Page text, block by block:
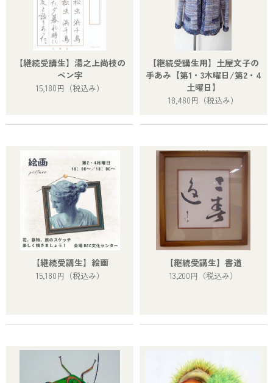
【継続受講生】湯之上尚枝の
ペン字
15,180円 （税込み）
【継続受講生用】土屋文子の
手あみ【第1・3木曜日/第2・4
土曜日】
18,480円 （税込み）
【継続受講生】絵画
15,180円 （税込み）
【継続受講生】書道
13,200円 （税込み）